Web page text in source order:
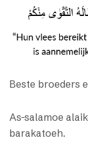
Beste broeders
As-salamoe
barakatoeh.